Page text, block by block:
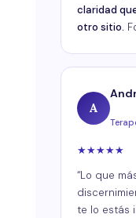
claridad
otro sitio.
A
★★★★★
“Lo que
te lo estás